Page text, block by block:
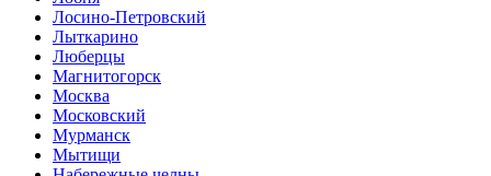
Лосино-Петровский
Лыткарино
Люберцы
Магнитогорск
Москва
Московский
Мурманск
Мытищи